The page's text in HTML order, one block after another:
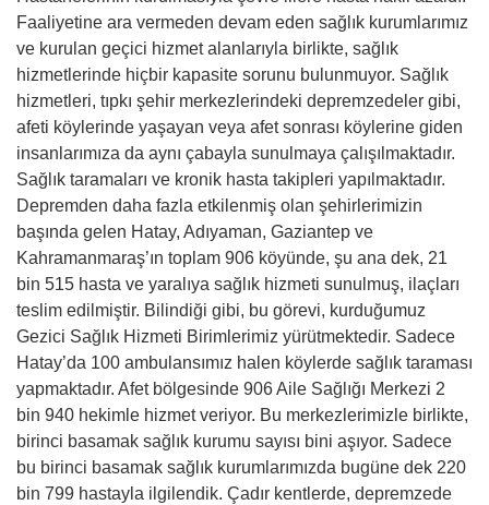
Faaliyetine ara vermeden devam eden sağlık kurumlarımız
ve kurulan geçici hizmet alanlarıyla birlikte, sağlık
hizmetlerinde hiçbir kapasite sorunu bulunmuyor. Sağlık
hizmetleri, tıpkı şehir merkezlerindeki depremzedeler gibi,
afeti köylerinde yaşayan veya afet sonrası köylerine giden
insanlarımıza da aynı çabayla sunulmaya çalışılmaktadır.
Sağlık taramaları ve kronik hasta takipleri yapılmaktadır.
Depremden daha fazla etkilenmiş olan şehirlerimizin
başında gelen Hatay, Adıyaman, Gaziantep ve
Kahramanmaraş’ın toplam 906 köyünde, şu ana dek, 21
bin 515 hasta ve yaralıya sağlık hizmeti sunulmuş, ilaçları
teslim edilmiştir. Bilindiği gibi, bu görevi, kurduğumuz
Gezici Sağlık Hizmeti Birimlerimiz yürütmektedir. Sadece
Hatay’da 100 ambulansımız halen köylerde sağlık taraması
yapmaktadır. Afet bölgesinde 906 Aile Sağlığı Merkezi 2
bin 940 hekimle hizmet veriyor. Bu merkezlerimizle birlikte,
birinci basamak sağlık kurumu sayısı bini aşıyor. Sadece
bu birinci basamak sağlık kurumlarımızda bugüne dek 220
bin 799 hastayla ilgilendik. Çadır kentlerde, depremzede